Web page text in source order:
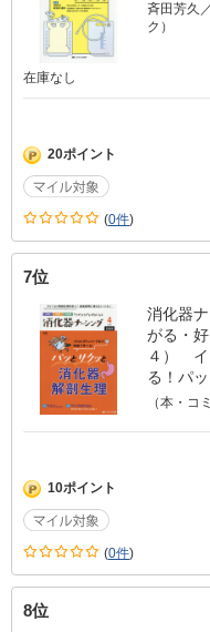
在庫なし
斉田芳久
ク）
20ポイント
(0件)
7位
消化器
がる・
４） イ
る！パ
（本・コ
10ポイント
(0件)
8位